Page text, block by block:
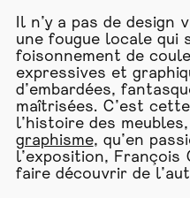
Il n’y a pas de design
une fougue locale qui
foisonnement de
expressives et
d’embardées,
maîtrisées. C’est
l’histoire des
graphisme, qu’en
l’exposition, François
faire découvrir de